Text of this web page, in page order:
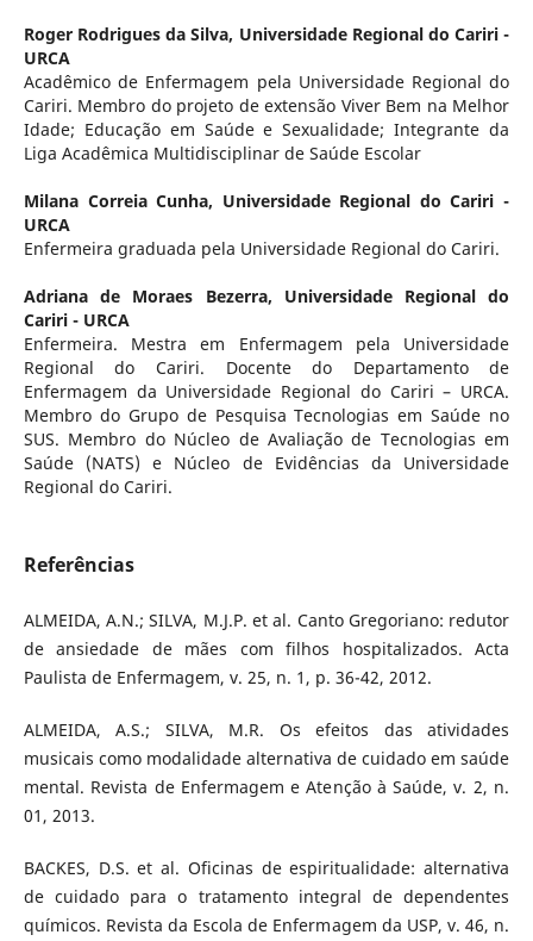
Roger Rodrigues da Silva, Universidade Regional do Cariri -
URCA
Acadêmico de Enfermagem pela Universidade Regional do
Cariri. Membro do projeto de extensão Viver Bem na Melhor
Idade; Educação em Saúde e Sexualidade; Integrante da
Liga Acadêmica Multidisciplinar de Saúde Escolar
Milana Correia Cunha, Universidade Regional do Cariri -
URCA
Enfermeira graduada pela Universidade Regional do Cariri.
Adriana de Moraes Bezerra, Universidade Regional do
Cariri - URCA
Enfermeira. Mestra em Enfermagem pela Universidade
Regional do Cariri. Docente do Departamento de
Enfermagem da Universidade Regional do Cariri – URCA.
Membro do Grupo de Pesquisa Tecnologias em Saúde no
SUS. Membro do Núcleo de Avaliação de Tecnologias em
Saúde (NATS) e Núcleo de Evidências da Universidade
Regional do Cariri.
Referências
ALMEIDA, A.N.; SILVA, M.J.P. et al. Canto Gregoriano: redutor
de ansiedade de mães com filhos hospitalizados. Acta
Paulista de Enfermagem, v. 25, n. 1, p. 36-42, 2012.
ALMEIDA, A.S.; SILVA, M.R. Os efeitos das atividades
musicais como modalidade alternativa de cuidado em saúde
mental. Revista de Enfermagem e Atenção à Saúde, v. 2, n.
01, 2013.
BACKES, D.S. et al. Oficinas de espiritualidade: alternativa
de cuidado para o tratamento integral de dependentes
químicos. Revista da Escola de Enfermagem da USP, v. 46, n.